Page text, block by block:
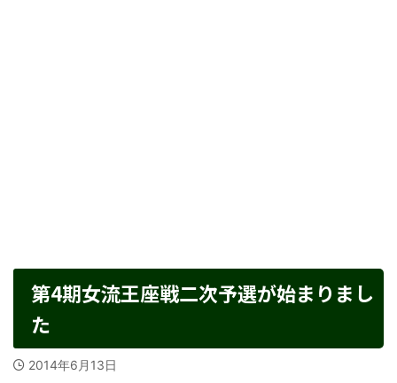
第4期女流王座戦二次予選が始まりまし
た
2014年6月13日